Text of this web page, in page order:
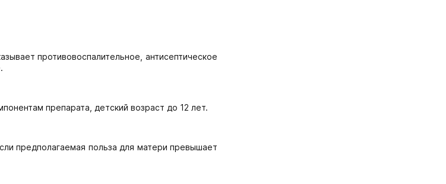
противовоспалительное, антисептическое
препарата, детский возраст до 12 лет.
предполагаемая польза для матери превышает